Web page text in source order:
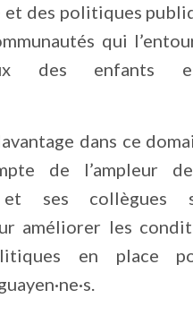
des politiques
qui
des enfants
dans ce
de l’ampleur
ses collègues
améliorer les
en place